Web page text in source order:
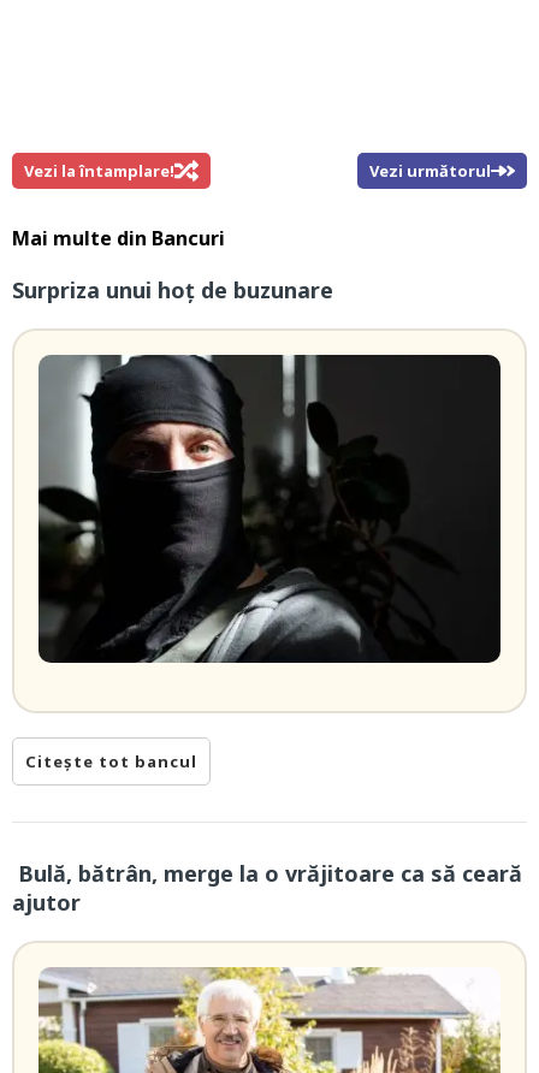
Vezi la întamplare! Vezi următorul
Mai multe din Bancuri
Surpriza unui hoţ de buzunare
Citește tot bancul
Bulă, bătrân, merge la o vrăjitoare ca să ceară
ajutor